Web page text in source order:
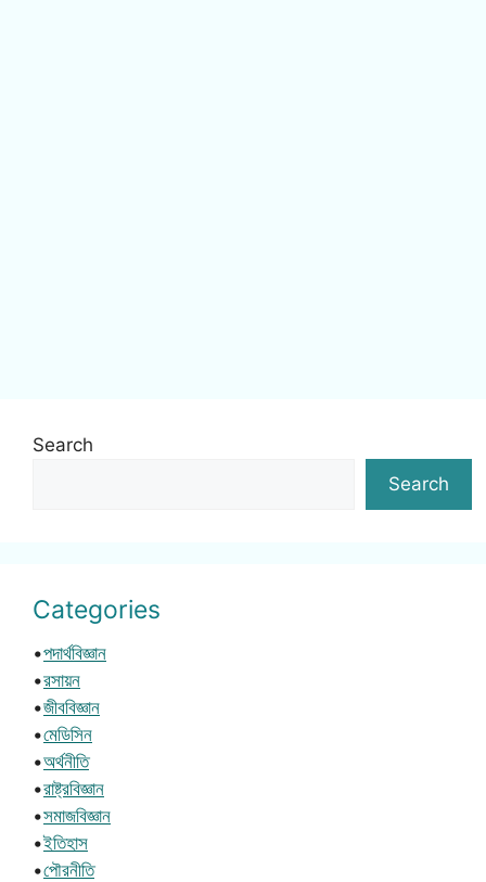
Search
Search
Categories
•পদার্থবিজ্ঞান
•রসায়ন
•জীববিজ্ঞান
•মেডিসিন
•অর্থনীতি
•রাষ্ট্রবিজ্ঞান
•সমাজবিজ্ঞান
•ইতিহাস
•পৌরনীতি